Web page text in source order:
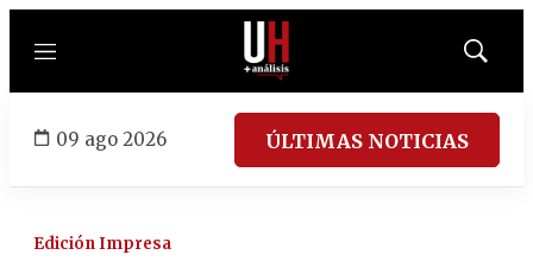
Menú
Mostrar
09 ago 2026 ÚLTIMAS NOTICIAS
Edición Impresa